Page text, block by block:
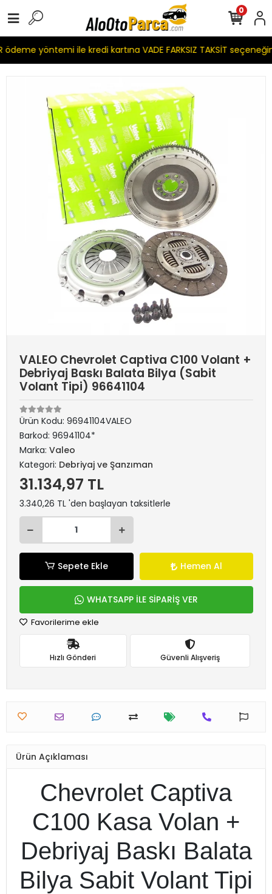
ödeme yöntemi ile kredi kartına VADE FARKSIZ TAKSİT
0
VALEO Chevrolet Captiva C100 Volant +
Debriyaj Baskı Balata Bilya (Sabit
Volant Tipi) 96641104
Ürün Kodu: 96941104VALEO
Barkod: 96941104*
Marka: Valeo
Kategori: Debriyaj ve Şanzıman
31.134,97 TL
3.340,26 TL 'den başlayan taksitlerle
Sepete Ekle Hemen Al
WHATSAPP İLE SİPARİŞ VER
Favorilerime ekle
Hızlı Gönderi Güvenli Alışveriş
Ürün Açıklaması
Chevrolet Captiva
C100 Kasa Volan +
Debriyaj Baskı Balata
Bilya Sabit Volant Tipi